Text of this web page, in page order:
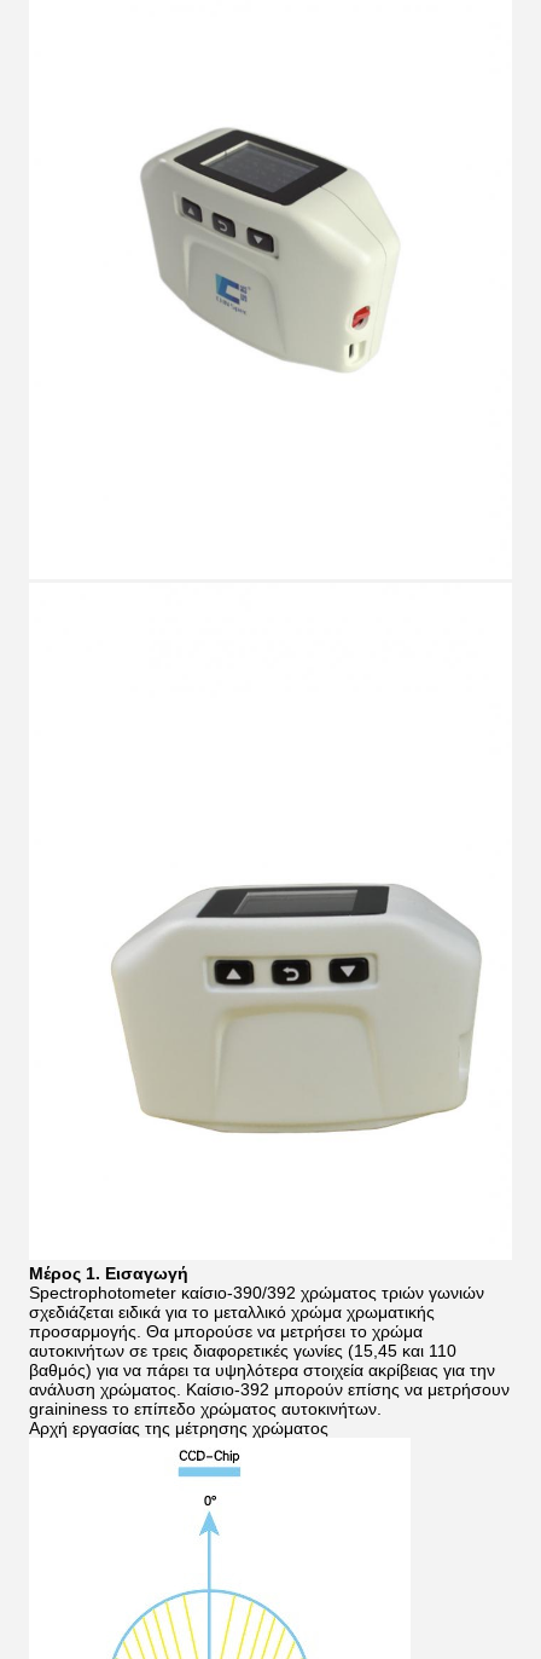
Μέρος 1. Εισαγωγή
Spectrophotometer καίσιο-390/392 χρώματος τριών γωνιών
σχεδιάζεται ειδικά για το μεταλλικό χρώμα χρωματικής
προσαρμογής. Θα μπορούσε να μετρήσει το χρώμα
αυτοκινήτων σε τρεις διαφορετικές γωνίες (15,45 και 110
βαθμός) για να πάρει τα υψηλότερα στοιχεία ακρίβειας για την
ανάλυση χρώματος. Καίσιο-392 μπορούν επίσης να μετρήσουν
graininess το επίπεδο χρώματος αυτοκινήτων.
Αρχή εργασίας της μέτρησης χρώματος